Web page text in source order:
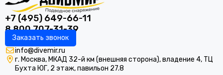
+7 (495) 649-66-11
8 800 707-31-39
Заказать звонок
info@divemir.ru
г. Москва, МКАД 32-й км (внешняя сторона), владение 4, ТЦ
Бухта ЮГ, 2 этаж, павильон 27.8